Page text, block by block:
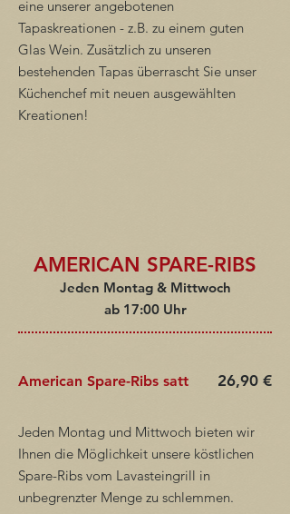
eine unserer angebotenen
Tapaskreationen - z.B. zu einem guten
Glas Wein. Zusätzlich zu unseren
bestehenden Tapas überrascht Sie unser
Küchenchef mit neuen ausgewählten
Kreationen!
AMERICAN SPARE-RIBS
Jeden Montag & Mittwoch
ab 17:00 Uhr
American Spare-Ribs satt 26,90 €
Jeden Montag und Mittwoch bieten wir
Ihnen die Möglichkeit unsere köstlichen
Spare-Ribs vom Lavasteingrill in
unbegrenzter Menge zu schlemmen.